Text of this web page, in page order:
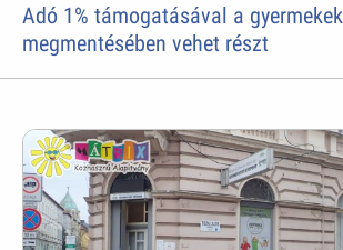
Adó 1% támogatásával a gyermekek
megmentésében vehet részt